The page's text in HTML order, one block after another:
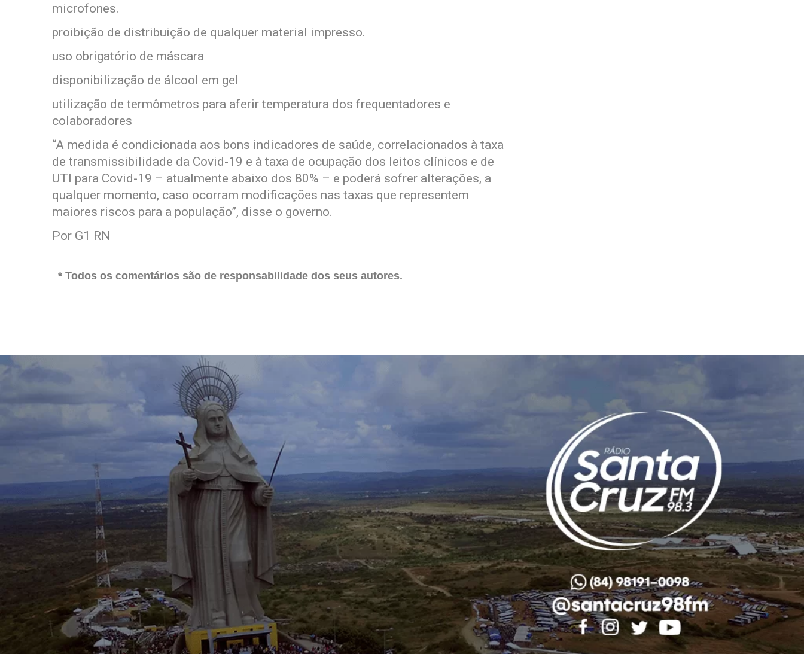
microfones.
proibição de distribuição de qualquer material impresso.
uso obrigatório de máscara
disponibilização de álcool em gel
utilização de termômetros para aferir temperatura dos frequentadores e
colaboradores
“A medida é condicionada aos bons indicadores de saúde, correlacionados à taxa
de transmissibilidade da Covid-19 e à taxa de ocupação dos leitos clínicos e de
UTI para Covid-19 – atualmente abaixo dos 80% – e poderá sofrer alterações, a
qualquer momento, caso ocorram modificações nas taxas que representem
maiores riscos para a população”, disse o governo.
Por G1 RN
* Todos os comentários são de responsabilidade dos seus autores.